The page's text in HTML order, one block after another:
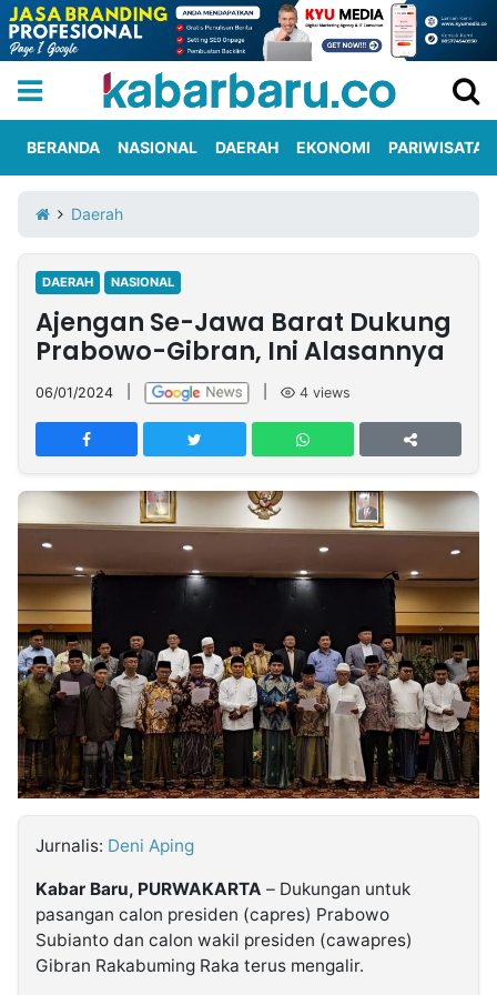
Iklan
Berita
Kami
Nasional
International
Olahraga
Entertainment
Daerah
Pariwisata
Kuliner
Kolom
Network
PT
TREETAN
MULTIMEDIA
INDONESIA
Partner
Insight
NTB
Suara
Time
Lens
IDN
Daily
Jogja
Jalan
Rakyat
Idealita
News
Kita
Notice
Dinamikapost.com
Radar
Baru
Seedbacklink
Follow
Kabarbaru
BERANDA NASIONAL DAERAH EKONOMI PARIWISATA
Daerah
DAERAH NASIONAL
Ajengan Se-Jawa Barat Dukung
Prabowo-Gibran, Ini Alasannya
06/01/2024 4 views
Jurnalis: Deni Aping
Kabar Baru, PURWAKARTA – Dukungan untuk
pasangan calon presiden (capres) Prabowo
Subianto dan calon wakil presiden (cawapres)
Gibran Rakabuming Raka terus mengalir.